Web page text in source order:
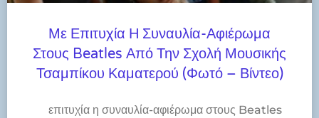
Με Επιτυχία Η Συναυλία-Αφιέρωμα
Στους Beatles Από Την Σχολή Μουσικής
Τσαμπίκου Καματερού (φωτό – Βίντεο)
​επιτυχία η συναυλία-αφιέρωμα στους Beatles